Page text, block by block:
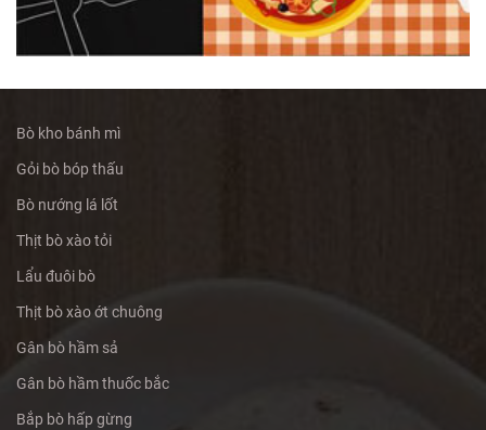
Bò kho bánh mì
Gỏi bò bóp thấu
Bò nướng lá lốt
Thịt bò xào tỏi
Lẩu đuôi bò
Thịt bò xào ớt chuông
Gân bò hầm sả
Gân bò hầm thuốc bắc
Bắp bò hấp gừng